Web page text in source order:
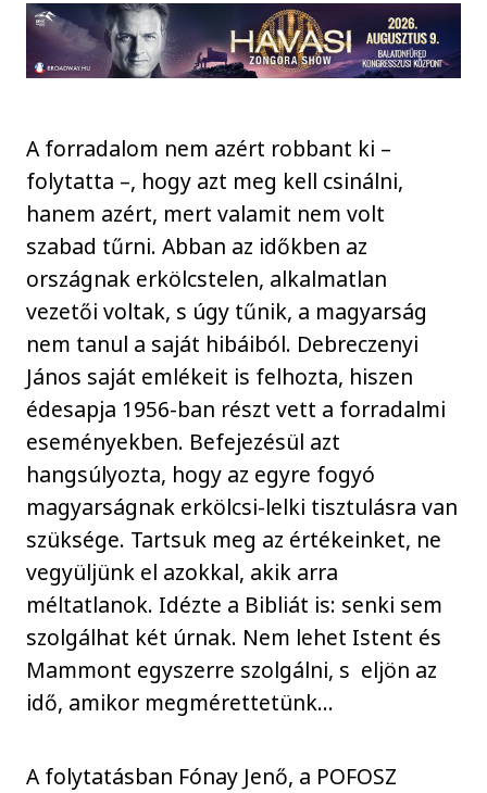
A forradalom nem azért robbant ki –
folytatta –, hogy azt meg kell csinálni,
hanem azért, mert valamit nem volt
szabad tűrni. Abban az időkben az
országnak erkölcstelen, alkalmatlan
vezetői voltak, s úgy tűnik, a magyarság
nem tanul a saját hibáiból. Debreczenyi
János saját emlékeit is felhozta, hiszen
édesapja 1956-ban részt vett a forradalmi
eseményekben. Befejezésül azt
hangsúlyozta, hogy az egyre fogyó
magyarságnak erkölcsi-lelki tisztulásra van
szüksége. Tartsuk meg az értékeinket, ne
vegyüljünk el azokkal, akik arra
méltatlanok. Idézte a Bibliát is: senki sem
szolgálhat két úrnak. Nem lehet Istent és
Mammont egyszerre szolgálni, s eljön az
idő, amikor megmérettetünk…
A folytatásban Fónay Jenő, a POFOSZ